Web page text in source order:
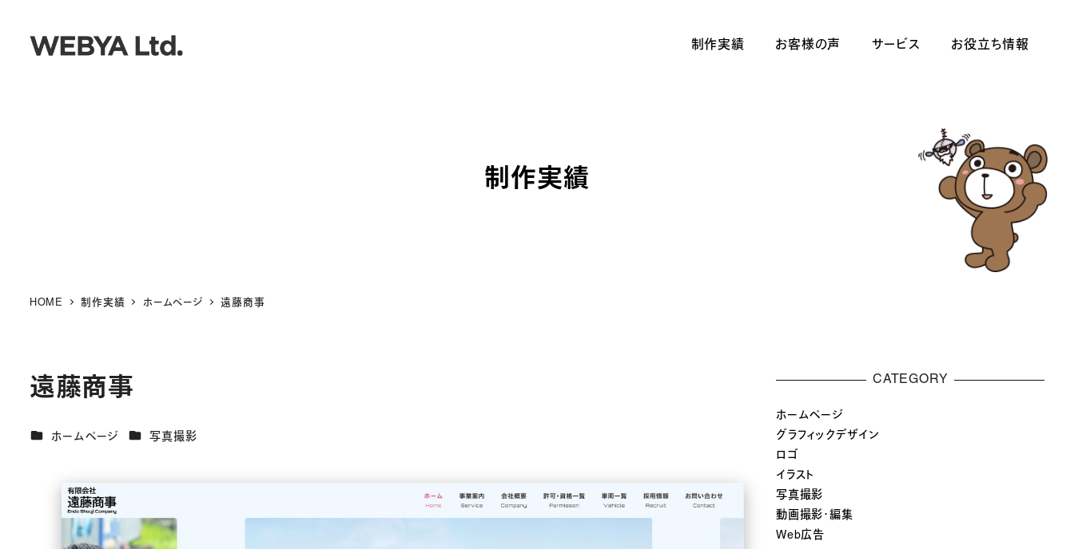
制作実績 お客様の声 サービス お役立ち情報
制作実績
HOME 制作実績 ホームページ 遠藤商事
遠藤商事
カテゴリー
ホームページ カテゴリー
写真撮影
CATEGORY
ホームページ
グラフィックデザイン
ロゴ
イラスト
写真撮影
動画撮影・編集
Web広告